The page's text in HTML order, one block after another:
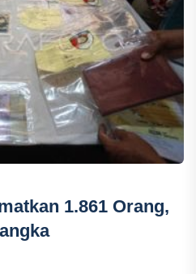
1.861 Orang,